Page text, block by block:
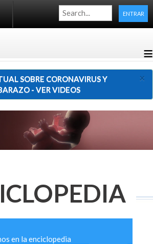
≡
ENTRAR
×
SOBRE CORONAVIRUS Y
- VER VIDEOS
en la enciclopedia